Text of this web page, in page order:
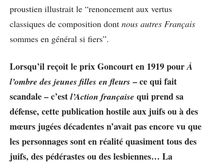
proustien illustrait le “renoncement aux vertus
classiques de composition dont nous autres Français
sommes en général si fiers”.
Lorsqu’il reçoit le prix Goncourt en 1919 pourÀ
l’ombre des jeunes filles en fleurs – ce qui fait
scandale – c’est l’Action française qui prend sa
défense, cette publication hostile aux juifs ou à des
mœurs jugées décadentes n’avait pas encore vu que
les personnages sont en réalité quasiment tous des
juifs, des pédérastes ou des lesbiennes… La